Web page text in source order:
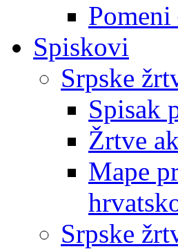
Spiskovi
Srpske
Spisak
Žrtve
Mape
Srpske